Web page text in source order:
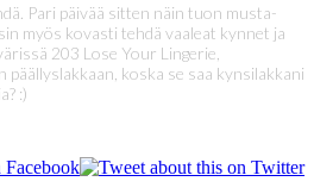
Pari päivää sitten näin tuon musta-
myös kovasti tehdä vaaleat kynnet ja
203 Lose Your Lingerie,
koska se saa kynsilakkani
:)